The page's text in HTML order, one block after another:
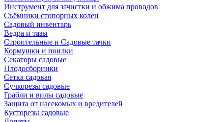
Инструмент для зачистки и обжима проводов
Съёмники стопорных колец
Садовый инвентарь
Ведра и тазы
Строительные и Садовые тачки
Кормушки и поилки
Секаторы садовые
Плодосборники
Сетка садовая
Сучкорезы садовые
Грабли и вилы садовые
Защита от насекомых и вредителей
Кусторезы садовые